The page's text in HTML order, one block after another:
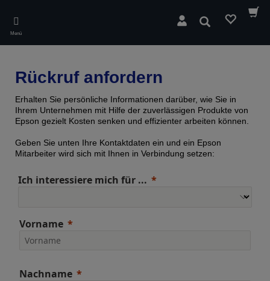
main
content
Menü
Suchen
Rückruf anfordern
Erhalten Sie persönliche Informationen darüber, wie Sie in
Ihrem Unternehmen mit Hilfe der zuverlässigen Produkte von
Epson gezielt Kosten senken und effizienter arbeiten können.
Geben Sie unten Ihre Kontaktdaten ein und ein Epson
Mitarbeiter wird sich mit Ihnen in Verbindung setzen:
Ich interessiere mich für ...
Vorname
Nachname